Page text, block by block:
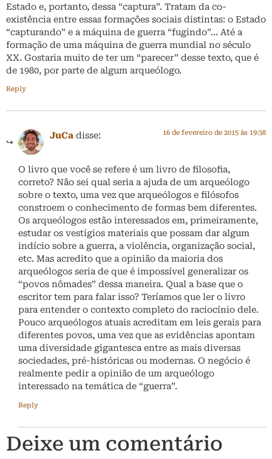
Estado e, portanto, dessa “captura”. Tratam da co-
existência entre essas formações sociais distintas: o Estado
“capturando” e a máquina de guerra “fugindo”… Até a
formação de uma máquina de guerra mundial no século
XX. Gostaria muito de ter um “parecer” desse texto, que é
de 1980, por parte de algum arqueólogo.
Reply
JuCa disse: 16 de fevereiro de 2015 às 19:38
O livro que você se refere é um livro de filosofia,
correto? Não sei qual seria a ajuda de um arqueólogo
sobre o texto, uma vez que arqueólogos e filósofos
constroem o conhecimento de formas bem diferentes.
Os arqueólogos estão interessados em, primeiramente,
estudar os vestígios materiais que possam dar algum
indício sobre a guerra, a violência, organização social,
etc. Mas acredito que a opinião da maioria dos
arqueólogos seria de que é impossível generalizar os
“povos nômades” dessa maneira. Qual a base que o
escritor tem para falar isso? Teríamos que ler o livro
para entender o contexto completo do raciocínio dele.
Pouco arqueólogos atuais acreditam em leis gerais para
diferentes povos, uma vez que as evidências apontam
uma diversidade gigantesca entre as mais diversas
sociedades, pré-históricas ou modernas. O negócio é
realmente pedir a opinião de um arqueólogo
interessado na temática de “guerra”.
Reply
Deixe um comentário